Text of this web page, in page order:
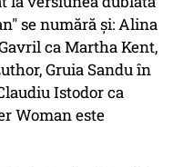
se numără şi: Alina
ca Martha Kent,
Gruia Sandu în
Istodor ca
Woman este